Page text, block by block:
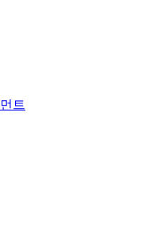
트